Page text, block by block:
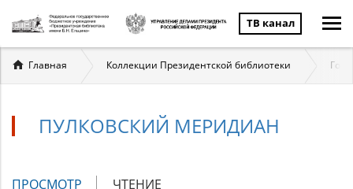
ТВ канал
Вы
здесь
Главная Коллекции Президентской библиотеки
ПУЛКОВСКИЙ МЕРИДИАН
Главные
ПРОСМОТР (АКТИВНАЯ
ЧТЕНИЕ